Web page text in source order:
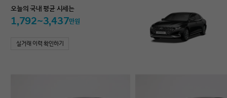
오늘의 국내 평균 시세는
1,792~3,437만원
실거래 이력 확인하기